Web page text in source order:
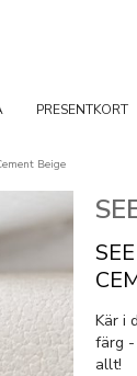
PRESENTKORT
Beige
Kär i
färg -
allt!